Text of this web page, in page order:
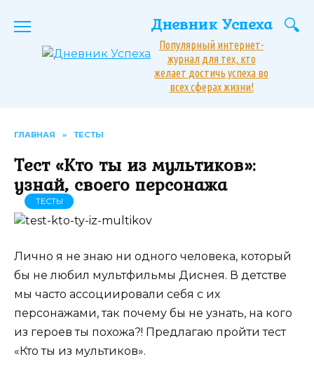
Дневник Успеха
Популярный интернет-
журнал для тех, кто
желает достичь успеха во
всех сферах жизни!
ГЛАВНАЯ » ТЕСТЫ
Тест «Кто ты из мультиков»:
узнай, своего персонажа
ТЕСТЫ
Лично я не знаю ни одного человека, который
бы не любил мультфильмы Диснея. В детстве
мы часто ассоциировали себя с их
персонажами, так почему бы не узнать, на кого
из героев ты похожа?! Предлагаю пройти тест
«Кто ты из мультиков».